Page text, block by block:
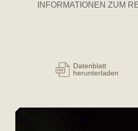
INFORMATIONEN ZUM
Datenblatt
herunterladen